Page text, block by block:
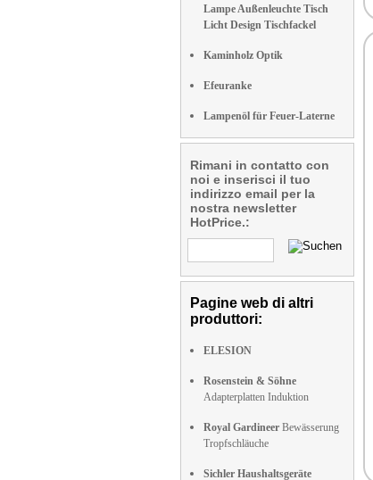
Lampe Außenleuchte Tisch
Licht Design Tischfackel
Kaminholz Optik
Efeuranke
Lampenöl für Feuer-Laterne
Rimani in contatto con
noi e inserisci il tuo
indirizzo email per la
nostra newsletter
HotPrice.:
Pagine web di altri
produttori:
ELESION
Rosenstein & Söhne
Adapterplatten Induktion
Royal Gardineer Bewässerung
Tropfschläuche
Sichler Haushaltsgeräte